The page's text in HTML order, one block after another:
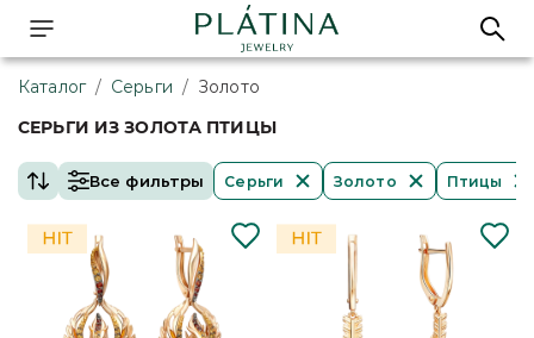
Каталог / Серьги / Золото
СЕРЬГИ ИЗ ЗОЛОТА ПТИЦЫ
Все фильтры Серьги Золото Птицы